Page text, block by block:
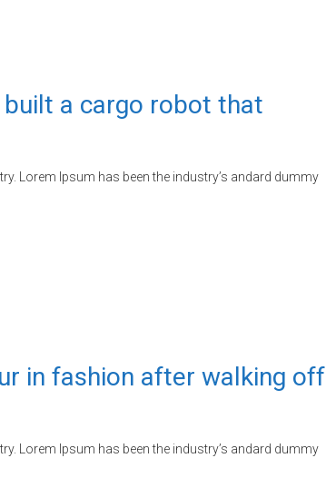
a cargo robot that
Lorem Ipsum has been the industry’s andard dummy
in fashion after walking off
Lorem Ipsum has been the industry’s andard dummy